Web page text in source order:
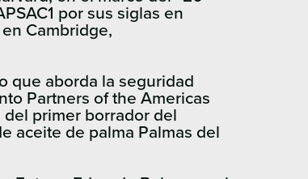
por sus siglas en
Cambridge,
que aborda la seguridad
Partners of the Americas
primer borrador del
aceite de palma Palmas del